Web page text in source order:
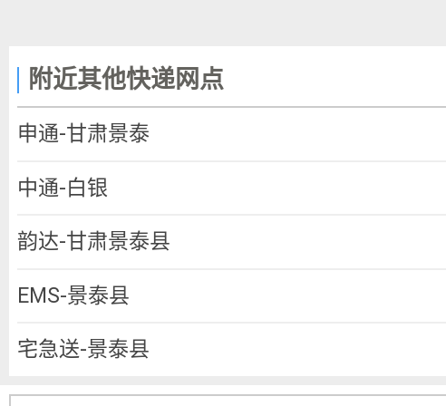
附近其他快递网点
申通-甘肃景泰
中通-白银
韵达-甘肃景泰县
EMS-景泰县
宅急送-景泰县